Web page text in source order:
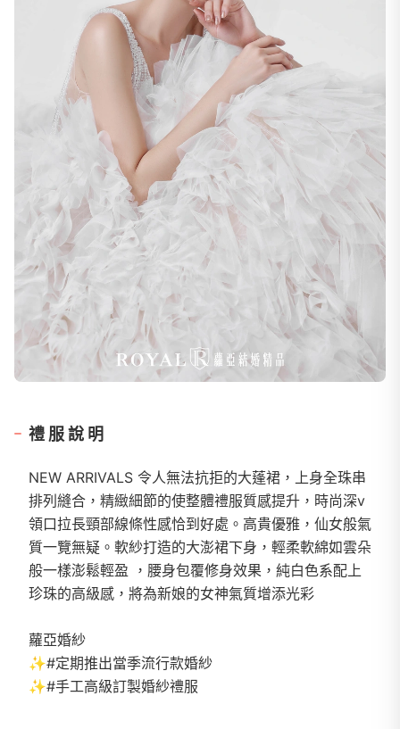
禮服說明
NEW ARRIVALS 令人無法抗拒的大蓬裙，上身全珠串
排列縫合，精緻細節的使整體禮服質感提升，時尚深v
領口拉長頸部線條性感恰到好處。高貴優雅，仙女般氣
質一覽無疑。軟紗打造的大澎裙下身，輕柔軟綿如雲朵
般一樣澎鬆輕盈 ，腰身包覆修身效果，純白色系配上
珍珠的高級感，將為新娘的女神氣質增添光彩
蘿亞婚紗
✨#定期推出當季流行款婚紗
✨#手工高級訂製婚紗禮服